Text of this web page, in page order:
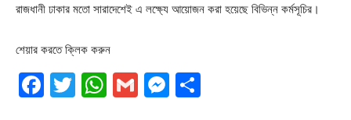
রাজধানী ঢাকার মতো সারাদেশেই এ লক্ষ্যে আয়োজন করা হয়েছে বিভিন্ন কর্মসূচির।
শেয়ার করতে ক্লিক করুন
Facebook
Twitter
WhatsApp
GmailMessenger